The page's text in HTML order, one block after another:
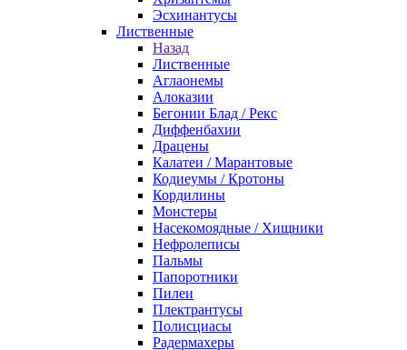
Эсхинантусы
Лиственные
Назад
Лиственные
Аглаонемы
Алоказии
Бегонии Блад / Рекс
Диффенбахии
Драцены
Калатеи / Марантовые
Кодиеумы / Кротоны
Кордилины
Монстеры
Насекомоядные / Хищники
Нефролеписы
Пальмы
Папоротники
Пилеи
Плектрантусы
Полисциасы
Радермахеры